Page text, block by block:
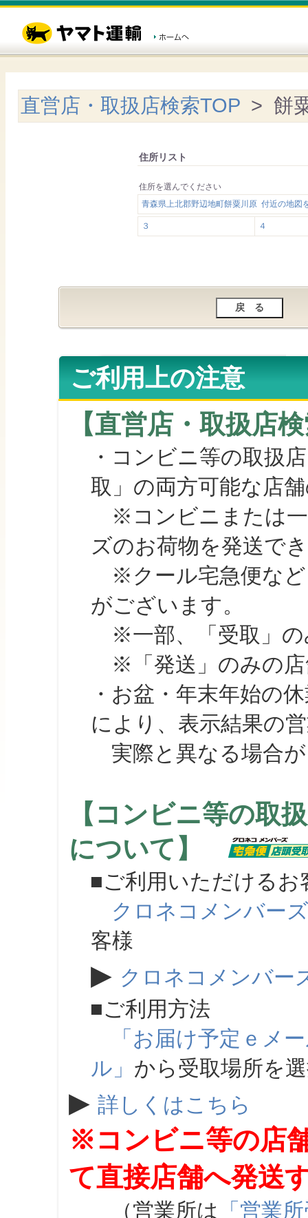
直営店・取扱店検索TOP > 餅
住所リスト
住所を選んでください
青森県上北郡野辺地町餅粟川原 付近の地図
３ ４
ご利用上の注意
【直営店・取扱店
・コンビニ等の取扱
取」の両方可能な店
※コンビニまたは一
ズのお荷物を発送で
※クール宅急便など
がございます。
※一部、「受取」の
※「発送」のみの店
・お盆・年末年始の
により、表示結果の
実際と異なる場合が
【コンビニ等の取
について】
■ご利用いただけるお
クロネコメンバーズ
客様
▶ クロネコメンバー
■ご利用方法
「お届け予定ｅメ
ル」 から受取場所を
▶ 詳しくはこちら
※コンビニ等の店
て直接店舗へ発送
（営業所は 「営業